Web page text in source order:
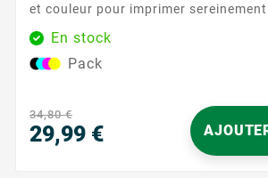
et couleur pour imprimer sereinement tous vos
documents du quotidien. Conçu pour
acceptant la référence HP 302 , ce duo réunit une
cartouche noire et une cartouche couleur au format
régularité. Vous profitez d’une...
En stock
Pack
34,80 €
29,99 €